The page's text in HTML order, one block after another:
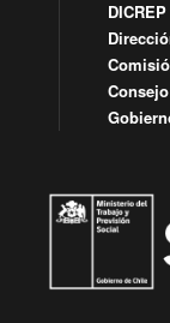
DICREP